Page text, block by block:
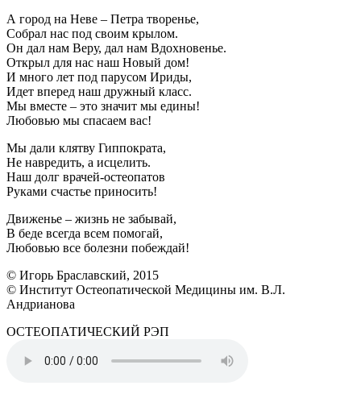
А город на Неве – Петра творенье,
Собрал нас под своим крылом.
Он дал нам Веру, дал нам Вдохновенье.
Открыл для нас наш Новый дом!
И много лет под парусом Ириды,
Идет вперед наш дружный класс.
Мы вместе – это значит мы едины!
Любовью мы спасаем вас!
Мы дали клятву Гиппократа,
Не навредить, а исцелить.
Наш долг врачей-остеопатов
Руками счастье приносить!
Движенье – жизнь не забывай,
В беде всегда всем помогай,
Любовью все болезни побеждай!
© Игорь Браславский, 2015
© Институт Остеопатической Медицины им. В.Л.
Андрианова
ОСТЕОПАТИЧЕСКИЙ РЭП